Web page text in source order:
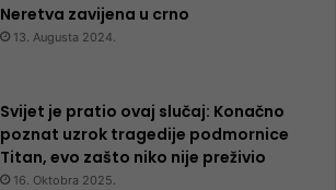
Neretva zavijena u crno
13. Augusta 2024.
Svijet je pratio ovaj slučaj: Konačno
poznat uzrok tragedije podmornice
Titan, evo zašto niko nije preživio
16. Oktobra 2025.